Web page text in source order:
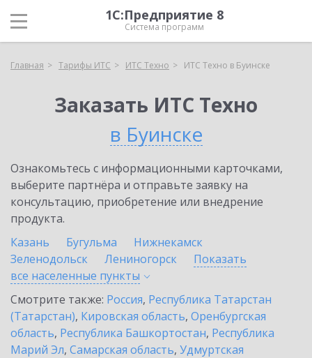
1С:Предприятие 8
Система программ
Главная Тарифы ИТС ИТС Техно ИТС Техно в Буинске
Заказать ИТС Техно
в Буинске
Ознакомьтесь с информационными карточками,
выберите партнёра и отправьте заявку на
консультацию, приобретение или внедрение
продукта.
Казань
Бугульма
Нижнекамск
Зеленодольск
Лениногорск
Показать
все населенные пункты
Смотрите также: Россия, Республика Татарстан
(Татарстан), Кировская область, Оренбургская
область, Республика Башкортостан, Республика
Марий Эл, Самарская область, Удмуртская